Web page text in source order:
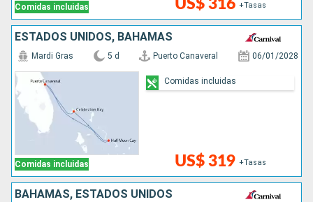
Comidas incluidas US$ 316 +Tasas
ESTADOS UNIDOS, BAHAMAS
Comidas incluidas
Mardi Gras 5 d Puerto Canaveral 06/01/2028
US$ 319 +Tasas
Comidas incluidas
BAHAMAS, ESTADOS UNIDOS